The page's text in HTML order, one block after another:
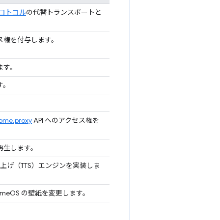
トコルの代替トランスポートと
を付与します。
。
API へのアクセス権を
します。
げ（TTS）エンジンを実装しま
の壁紙を変更します。